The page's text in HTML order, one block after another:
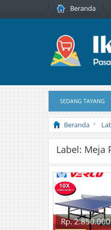
Beranda
SEDANG TAYANG
Beranda
Label: Meja
Rp. 2.850.000